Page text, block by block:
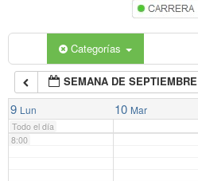
Categorías
SEMANA DE
9 Lun 10 Mar
Todo el día
7:00
8:00